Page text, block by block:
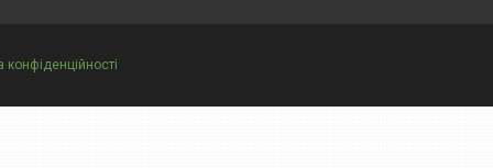
конфіденційності